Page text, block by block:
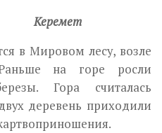
Керемет
в Мировом лесу, возле
на горе росли
Гора считалась
деревень приходили